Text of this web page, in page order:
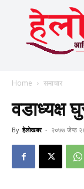
Home समाचार
वडाध्यक्ष
By हेलाेखबर - २०७७ जेष्ठ